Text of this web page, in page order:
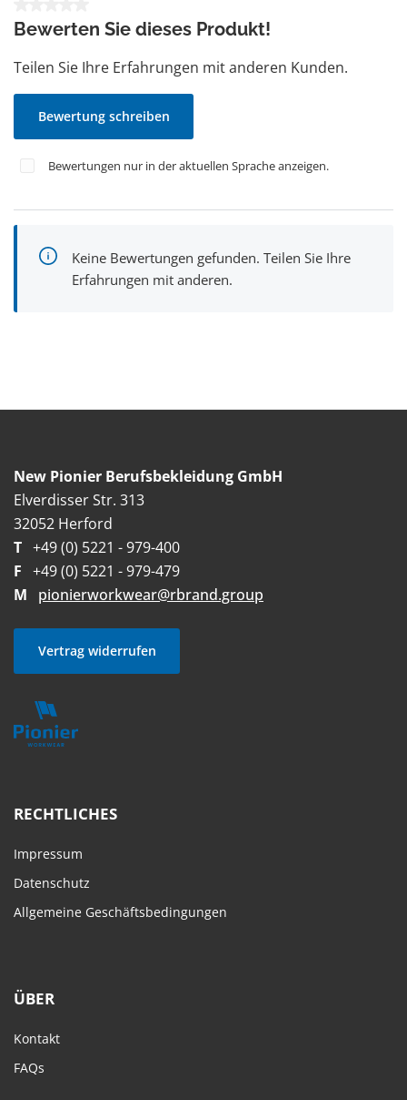
Bewerten Sie dieses Produkt!
Teilen Sie Ihre Erfahrungen mit anderen Kunden.
Bewertung schreiben
Bewertungen nur in der aktuellen Sprache anzeigen.
Keine Bewertungen gefunden. Teilen Sie Ihre
Erfahrungen mit anderen.
New Pionier Berufsbekleidung GmbH
Elverdisser Str. 313
32052 Herford
T +49 (0) 5221 - 979-400
F +49 (0) 5221 - 979-479
M
pionierworkwear@rbrand.group
Vertrag widerrufen
RECHTLICHES
Impressum
Datenschutz
Allgemeine Geschäftsbedingungen
ÜBER
Kontakt
FAQs